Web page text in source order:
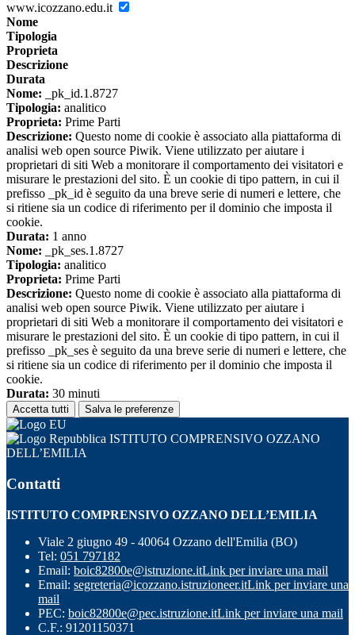
www.icozzano.edu.it
Nome
Tipologia
Proprieta
Descrizione
Durata
Nome: _pk_id.1.8727
Tipologia: analitico
Proprieta: Prime Parti
Descrizione: Questo nome di cookie è associato alla piattaforma di
analisi web open source Piwik. Viene utilizzato per aiutare i
proprietari di siti Web a monitorare il comportamento dei visitatori e
misurare le prestazioni del sito. È un cookie di tipo pattern, in cui il
prefisso _pk_id è seguito da una breve serie di numeri e lettere, che
si ritiene sia un codice di riferimento per il dominio che imposta il
cookie.
Durata: 1 anno
Nome: _pk_ses.1.8727
Tipologia: analitico
Proprieta: Prime Parti
Descrizione: Questo nome di cookie è associato alla piattaforma di
analisi web open source Piwik. Viene utilizzato per aiutare i
proprietari di siti Web a monitorare il comportamento dei visitatori e
misurare le prestazioni del sito. È un cookie di tipo pattern, in cui il
prefisso _pk_ses è seguito da una breve serie di numeri e lettere, che
si ritiene sia un codice di riferimento per il dominio che imposta il
cookie.
Durata: 30 minuti
Accetta tutti Salva le preferenze
ISTITUTO COMPRENSIVO OZZANO
DELL’EMILIA
Contatti
ISTITUTO COMPRENSIVO OZZANO DELL’EMILIA
Viale 2 giugno 49 - 40064 Ozzano dell'Emilia (BO)
Tel: 051 797182
Email: boic82800e@istruzione.itLink per inviare una mail
Email: segreteria@icozzano.istruzioneer.itLink per inviare una
mail
PEC: boic82800e@pec.istruzione.itLink per inviare una mail
C.F.: 91201150371